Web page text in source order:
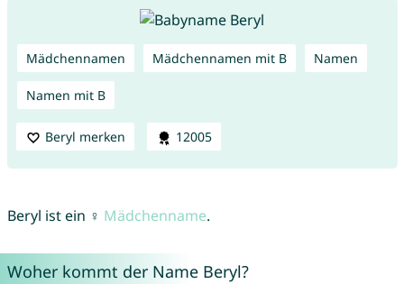
Mädchennamen Mädchennamen mit B Namen
Namen mit B
Beryl merken 12005
Beryl ist ein ♀ Mädchenname.
Woher kommt der Name Beryl?